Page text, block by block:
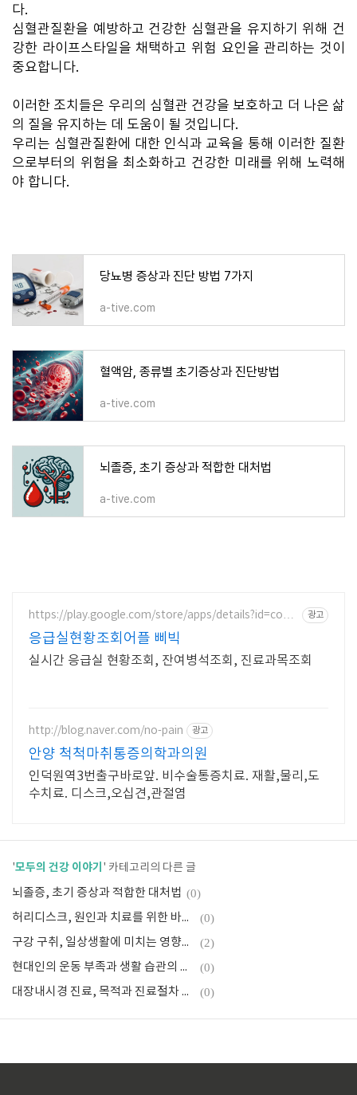
다.
심혈관질환을 예방하고 건강한 심혈관을 유지하기 위해 건
강한 라이프스타일을 채택하고 위험 요인을 관리하는 것이
중요합니다.
이러한 조치들은 우리의 심혈관 건강을 보호하고 더 나은 삶
의 질을 유지하는 데 도움이 될 것입니다.
우리는 심혈관질환에 대한 인식과 교육을 통해 이러한 질환
으로부터의 위험을 최소화하고 건강한 미래를 위해 노력해
야 합니다.
당뇨병 증상과 진단 방법 7가지
a-tive.com
혈액암, 종류별 초기증상과 진단방법
a-tive.com
뇌졸증, 초기 증상과 적합한 대처법
a-tive.com
https://play.google.com/store/apps/details?id=com.
sgsg.bbibic
광고
응급실현황조회어플 삐빅
실시간 응급실 현황조회, 잔여병석조회, 진료과목조회
http://blog.naver.com/no-pain 광고
안양 척척마취통증의학과의원
인덕원역3번출구바로앞. 비수술통증치료. 재활,물리,도
수치료. 디스크,오십견,관절염
'모두의 건강 이야기 ' 카테고리의 다른 글
뇌졸증, 초기 증상과 적합한 대처법 (0)
허리디스크, 원인과 치료를 위한 바른 자세 (0)
구강 구취, 일상생활에 미치는 영향과 좋은음식 (2)
현대인의 운동 부족과 생활 습관의 문제점 (0)
대장내시경 진료, 목적과 진료절차 안내 (0)